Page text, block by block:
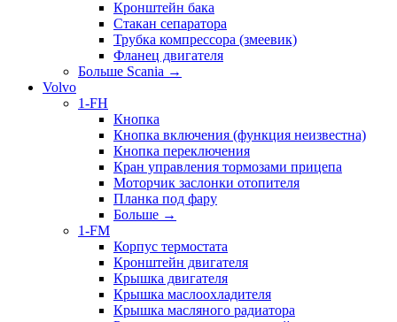
Кронштейн бака
Стакан сепаратора
Трубка компрессора (змеевик)
Фланец двигателя
Больше Scania →
Volvo
1-FH
Кнопка
Кнопка включения (функция неизвестна)
Кнопка переключения
Кран управления тормозами прицепа
Моторчик заслонки отопителя
Планка под фару
Больше →
1-FM
Корпус термостата
Кронштейн двигателя
Крышка двигателя
Крышка маслоохладителя
Крышка масляного радиатора